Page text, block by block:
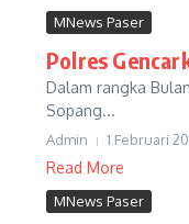
MNews Paser
Polres
Dalam rangka
Sopang...
Admin 1 Februari
Read More
MNews Paser